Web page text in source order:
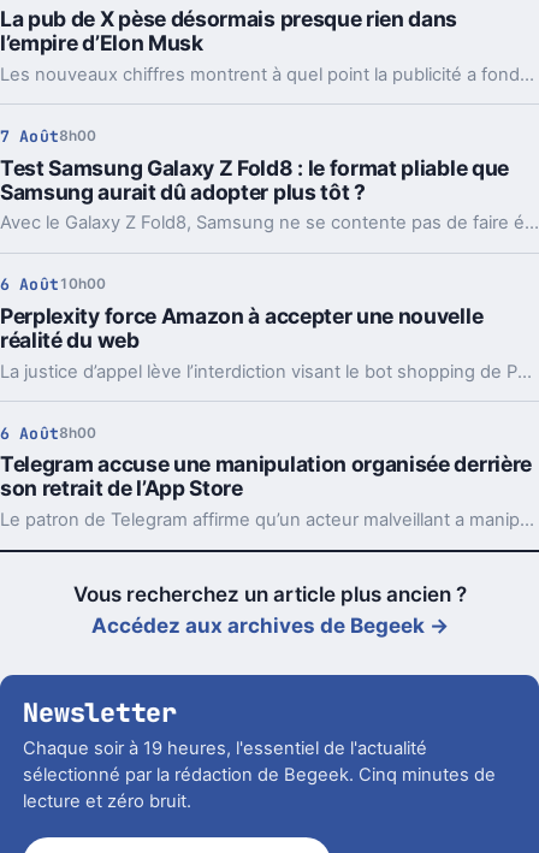
La pub de X pèse désormais presque rien dans
l’empire d’Elon Musk
Les nouveaux chiffres montrent à quel point la publicité a fondu sur X depuis 2022. Et même en légère hausse sur un trimestre, elle pèse peu dans l’ensemble.
7 Août8h00
Test Samsung Galaxy Z Fold8 : le format pliable que
Samsung aurait dû adopter plus tôt ?
Avec le Galaxy Z Fold8, Samsung ne se contente pas de faire évoluer son smartphone pliable : il change complètement sa philosophie avec un appareil plus court, plus large et étonnamment compact. Un choix qui fonctionne particulièrement bien au quotidien, même si les concessions faites sur la photo et l’autonomie sont difficiles à ignorer sur un smartphone vendu à partir de 1 999 euros.
6 Août 10h00
Perplexity force Amazon à accepter une nouvelle
réalité du web
La justice d’appel lève l’interdiction visant le bot shopping de Perplexity sur Amazon. Une victoire nette, mais loin d’être la fin du match.
6 Août8h00
Telegram accuse une manipulation organisée derrière
son retrait de l’App Store
Le patron de Telegram affirme qu’un acteur malveillant a manipulé les signalements pour faire retirer l’app par Apple. Un précédent qui inquiète vraiment.
Vous recherchez un article plus ancien ?
Accédez aux archives de Begeek →
Newsletter
Chaque soir à 19 heures, l'essentiel de l'actualité
sélectionné par la rédaction de Begeek. Cinq minutes de
lecture et zéro bruit.